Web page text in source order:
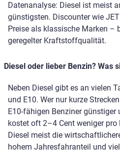
Datenanalyse: Diesel ist meist
günstigsten. Discounter wie
Preise als klassische Marken –
geregelter Kraftstoffqualität.
Diesel oder lieber Benzin? Was
Neben Diesel gibt es an vielen
und E10. Wer nur kurze
E10-fähigen Benziner günstiger
kostet oft 2–4 Cent weniger
Diesel meist die
hohem Jahresfahranteil und